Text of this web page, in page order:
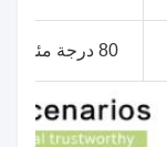
80 درجة مئوية - 90 درجة مئوية